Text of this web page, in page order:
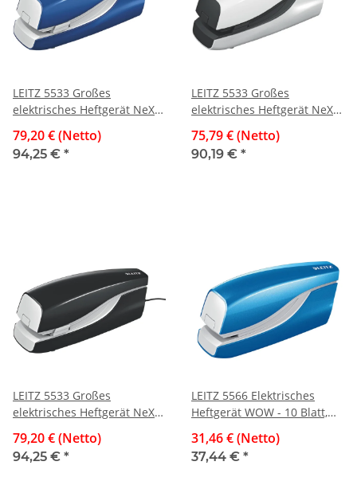
LEITZ 5533 Großes
elektrisches Heftgerät NeXXt
79,20 € (Netto)
94,25 € *
LEITZ 5533 Großes
elektrisches Heftgerät NeXXt
75,79 € (Netto)
90,19 € *
LEITZ 5533 Großes
elektrisches Heftgerät NeXXt
79,20 € (Netto)
94,25 € *
LEITZ 5566 Elektrisches
Heftgerät WOW - 10 Blatt,
31,46 € (Netto)
37,44 € *